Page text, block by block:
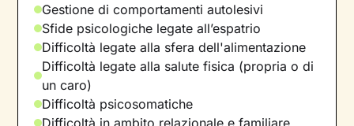
Gestione di comportamenti autolesivi
Sfide psicologiche legate all’espatrio
Difficoltà legate alla sfera dell'alimentazione
Difficoltà legate alla salute fisica (propria o di
un caro)
Difficoltà psicosomatiche
Difficoltà in ambito relazionale e familiare